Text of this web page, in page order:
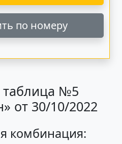
по номеру
№5
от 30/10/2022
комбинация: